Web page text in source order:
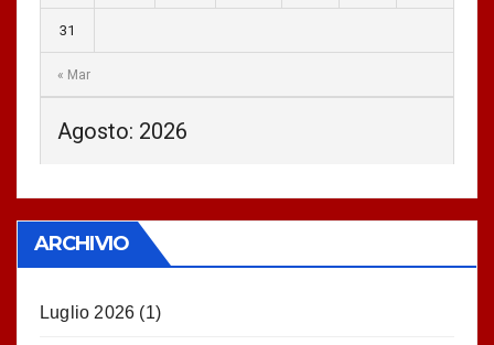
Agosto: 2026
« Mar
31
ARCHIVIO
Luglio 2026 (1)